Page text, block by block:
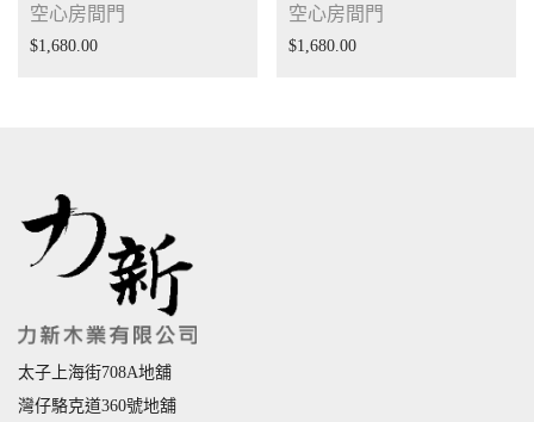
空心房間門
$1,680.00
空心房間門
$1,680.00
太子上海街708A地舖
灣仔駱克道360號地舖